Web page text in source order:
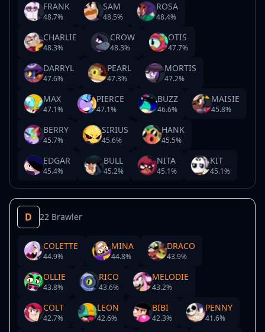
FRANK
48.7%
SAM
48.5%
ROSA
48.4%
CHARLIE
48.3%
CROW
48.3%
OTIS
47.7%
DARRYL
47.6%
PEARL
47.3%
MORTIS
47.2%
MAX
47.1%
PIERCE
47.1%
BUZZ
46.6%
MAISIE
45.8%
BERRY
45.7%
SIRIUS
45.6%
HANK
45.5%
EDGAR
45.4%
BULL
45.2%
NITA
45.1%
KIT
45.1%
D 22 Brawler
COLETTE
44.9%
MINA
44.8%
DRACO
43.9%
OLLIE
43.8%
RICO
43.6%
MELODIE
43.2%
COLT
42.7%
LEON
42.6%
BIBI
42.3%
PENNY
41.6%